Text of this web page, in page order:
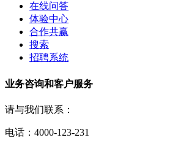
在线问答
体验中心
合作共赢
搜索
招聘系统
业务咨询和客户服务
请与我们联系：
电话：4000-123-231